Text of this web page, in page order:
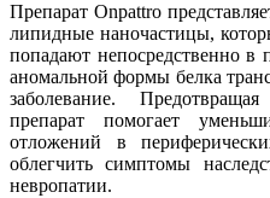
Препарат Onpattro
липидные наночастицы,
попадают непосредственно в
аномальной формы белка
заболевание.
препарат помогает
отложений в
облегчить симптомы
невропатии.